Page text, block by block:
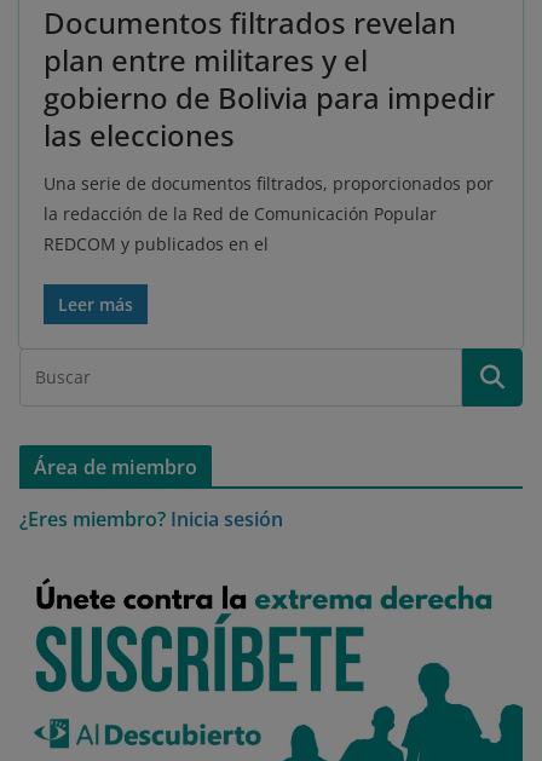
Documentos filtrados revelan
plan entre militares y el
gobierno de Bolivia para impedir
las elecciones
Una serie de documentos filtrados, proporcionados por
la redacción de la Red de Comunicación Popular
REDCOM y publicados en el
Leer más
Área de miembro
¿Eres miembro? Inicia sesión